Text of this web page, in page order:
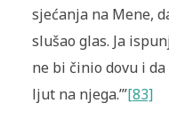
sjećanja na Mene,
slušao glas. Ja
ne bi činio dovu i
ljut na njega.’”[83]